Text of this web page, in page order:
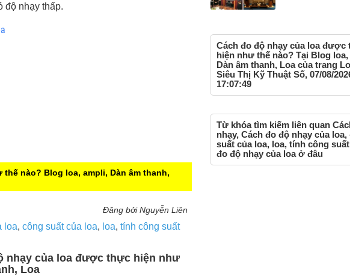
độ nhạy thấp.
thế nào? Blog loa, ampli, Dàn âm thanh,
Đăng bởi Nguyễn Liên
loa, công suất của loa, loa, tính công suất
nhạy của loa được thực hiện như
Loa
Cách đo độ nhạy của loa được
hiện như thế nào? Tại Blog loa,
Dàn âm thanh, Loa của trang
Siêu Thị Kỹ Thuật Số, 07/08/
17:07:49
Từ khóa tìm kiếm liên quan
nhạy, Cách đo độ nhạy của loa,
suất của loa, loa, tính công
đo độ nhạy của loa ở đâu